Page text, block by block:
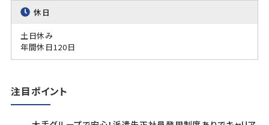
休日
土日休み
年間休日120日
注目ポイント